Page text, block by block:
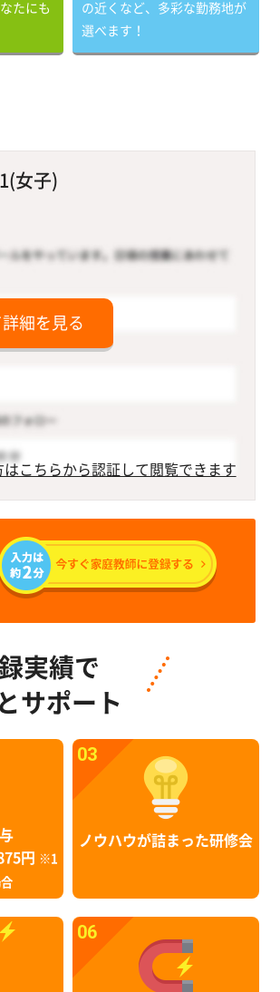
たにも
の近くなど、多彩な勤務地が
選べます！
女子)
細を見る
こちらから認証して閲覧できます
実績で
サポート
円
※1
03
ノウハウが詰まった研修会
06